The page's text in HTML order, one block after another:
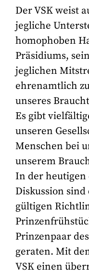
Der VSK weist
jegliche
homophoben
Präsidiums,
jeglichen
ehrenamtlich
unseres
Es gibt
unseren
Menschen bei
unserem
In der
Diskussion
gültigen
Prinzenpaar
geraten. Mit
VSK einen